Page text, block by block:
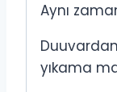
Aynı
yıkama